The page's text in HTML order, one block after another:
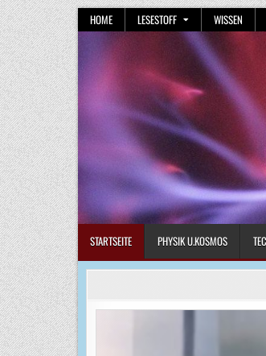
Skip
to
content
HOME LESESTOFF WISSEN
STARTSEITE PHYSIK U.KOSMOS